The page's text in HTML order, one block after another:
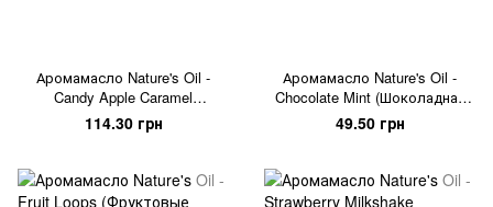
Аромамасло Nature's Oil -
Candy Apple Caramel
(Яблочные чипсы с
карамелью, малиной и
114.30 грн
Аромамасло Nature's Oil -
Chocolate Mint (Шоколадная
мята), 5 мл
49.50 грн